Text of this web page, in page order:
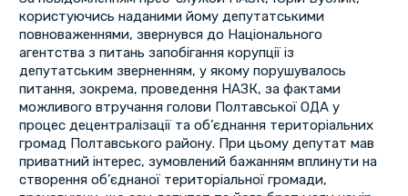
користуючись наданими йому депутатськими
повноваженнями, звернувся до Національного
агентства з питань запобігання корупції із
депутатським зверненням, у якому порушувалось
питання, зокрема, проведення НАЗК, за фактами
можливого втручання голови Полтавської ОДА у
процес децентралізації та об’єднання територіальних
громад Полтавського району. При цьому депутат мав
приватний інтерес, зумовлений бажанням вплинути на
створення об’єднаної територіальної громади,